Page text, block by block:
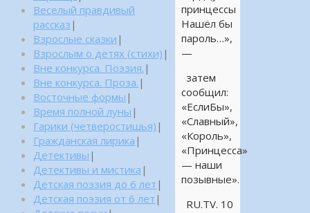
принцессы
Нашёл бы
пароль…»,
—
затем
сообщил:
«ЕслиБы»,
«Славный»,
«Король»,
«Принцесса»
— наши
позывные».
RU.TV. 10
Веселый правдивый
рассказ |
Взрослые сказки |
Взрослым о детях (стихи) |
Вне конкурса. Поэзия. |
Вне конкурса. Проза. |
Восточные формы |
Время полной луны |
Гарики (четверостишья) |
Гражданская лирика |
Детективы |
Детективы и мистика |
Детская поэзия до 6 лет |
Детская поэзия от 6 лет |